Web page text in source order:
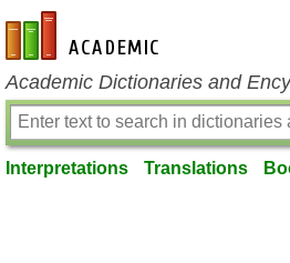
en-academic.com
Academic Dictionaries and
Interpretations Translations